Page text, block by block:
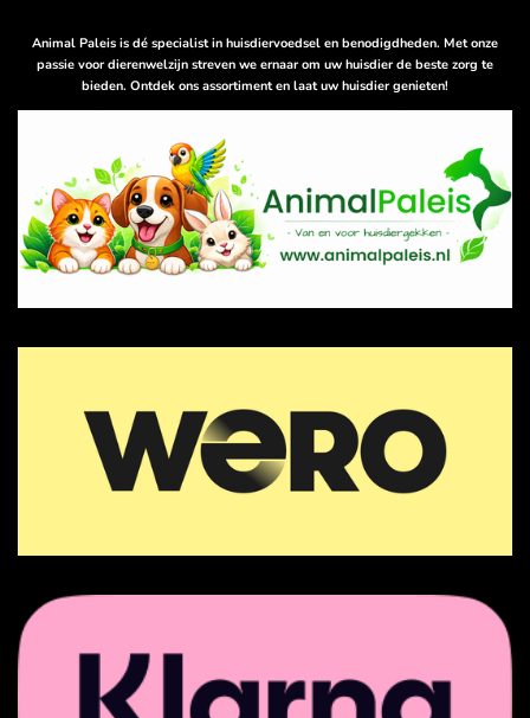
p
p
Animal Paleis is dé specialist in huisdiervoedsel en benodigdheden. Met onze
passie voor dierenwelzijn streven we ernaar om uw huisdier de beste zorg te
bieden. Ontdek ons assortiment en laat uw huisdier genieten!